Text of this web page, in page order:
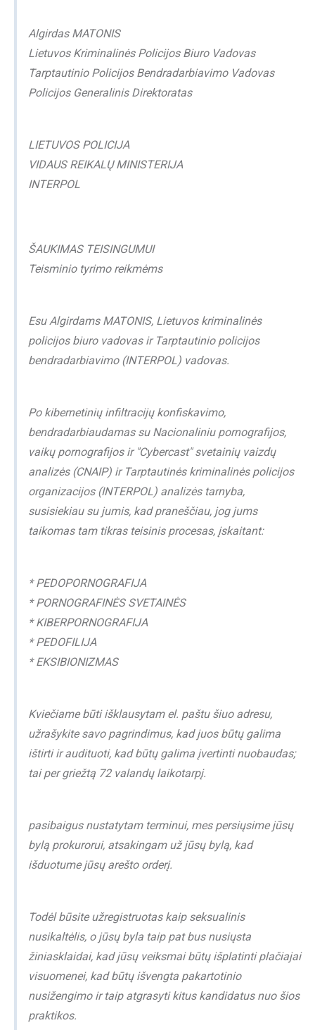
Algirdas MATONIS
Lietuvos Kriminalinės Policijos Biuro Vadovas
Tarptautinio Policijos Bendradarbiavimo Vadovas
Policijos Generalinis Direktoratas
LIETUVOS POLICIJA
VIDAUS REIKALŲ MINISTERIJA
INTERPOL
ŠAUKIMAS TEISINGUMUI
Teisminio tyrimo reikmėms
Esu Algirdams MATONIS, Lietuvos kriminalinės
policijos biuro vadovas ir Tarptautinio policijos
bendradarbiavimo (INTERPOL) vadovas.
Po kibernetinių infiltracijų konfiskavimo,
bendradarbiaudamas su Nacionaliniu pornografijos,
vaikų pornografijos ir "Cybercast" svetainių vaizdų
analizės (CNAIP) ir Tarptautinės kriminalinės policijos
organizacijos (INTERPOL) analizės tarnyba,
susisiekiau su jumis, kad praneščiau, jog jums
taikomas tam tikras teisinis procesas, įskaitant:
* PEDOPORNOGRAFIJA
* PORNOGRAFINĖS SVETAINĖS
* KIBERPORNOGRAFIJA
* PEDOFILIJA
* EKSIBIONIZMAS
Kviečiame būti išklausytam el. paštu šiuo adresu,
užrašykite savo pagrindimus, kad juos būtų galima
ištirti ir audituoti, kad būtų galima įvertinti nuobaudas;
tai per griežtą 72 valandų laikotarpį.
pasibaigus nustatytam terminui, mes persiųsime jūsų
bylą prokurorui, atsakingam už jūsų bylą, kad
išduotume jūsų arešto orderį.
Todėl būsite užregistruotas kaip seksualinis
nusikaltėlis, o jūsų byla taip pat bus nusiųsta
žiniasklaidai, kad jūsų veiksmai būtų išplatinti plačiajai
visuomenei, kad būtų išvengta pakartotinio
nusižengimo ir taip atgrasyti kitus kandidatus nuo šios
praktikos.